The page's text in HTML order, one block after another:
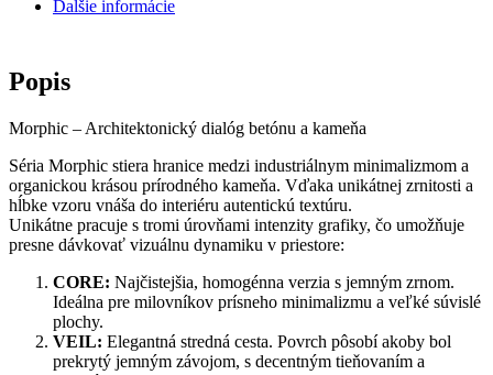
Ďalšie informácie
Popis
Morphic – Architektonický dialóg betónu a kameňa
Séria Morphic stiera hranice medzi industriálnym minimalizmom a
organickou krásou prírodného kameňa. Vďaka unikátnej zrnitosti a
hĺbke vzoru vnáša do interiéru autentickú textúru.
Unikátne pracuje s tromi úrovňami intenzity grafiky, čo umožňuje
presne dávkovať vizuálnu dynamiku v priestore:
CORE: Najčistejšia, homogénna verzia s jemným zrnom.
Ideálna pre milovníkov prísneho minimalizmu a veľké súvislé
plochy.
VEIL: Elegantná stredná cesta. Povrch pôsobí akoby bol
prekrytý jemným závojom, s decentným tieňovaním a